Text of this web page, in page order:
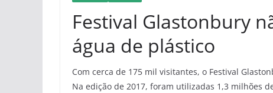
Festival Glastonbury
água de plástico
Com cerca de 175 mil visitantes, o Festival
Na edição de 2017, foram utilizadas 1,3 milhões